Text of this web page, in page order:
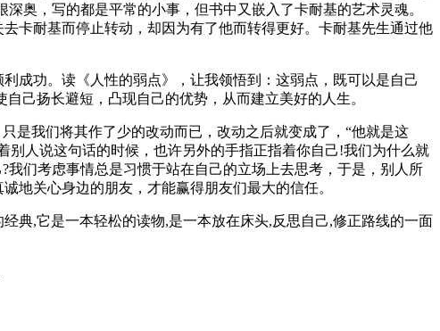
奥，写的都是平常的小事，但书中又嵌入了卡耐基的艺术灵魂。
卡耐基而停止转动，却因为有了他而转得更好。卡耐基先生通过他
成功。读《人性的弱点》，让我领悟到：这弱点，既可以是自己
己扬长避短，凸现自己的优势，从而建立美好的人生。
是我们将其作了少的改动而已，改动之后就变成了，“他就是这
人说这句话的时候，也许另外的手指正指着你自己!我们为什么就
们考虑事情总是习惯于站在自己的立场上去思考，于是，别人所
关心身边的朋友，才能赢得朋友们最大的信任。
典,它是一本轻松的读物,是一本放在床头,反思自己,修正路线的一面